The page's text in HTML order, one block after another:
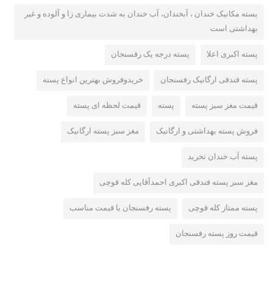
پسته مکانیک خندان ، آبخندان، آب خندان به شدت بیماری زا و آلوده و غیر
بهداشتی است
پسته اکبری اعلا پسته درجه یک رفسنجان
پسته فندقی ارگانیک رفسنجان خریدوفروش بهترین انواع پسته
قیمت مغز سبز پسته پسته قیمت لحظه ای پسته
فروش پسته بهداشتی و ارگانیک مغز سبز پسته ارگانیک
پسته آب خندان نخرید
مغز سبز پسته فندقی اکبری احمدآقایی کله قوچی
پسته ممتاز کله قوچی پسته رفسنجان با قیمت مناسب
قیمت روز پسته رفسنجان